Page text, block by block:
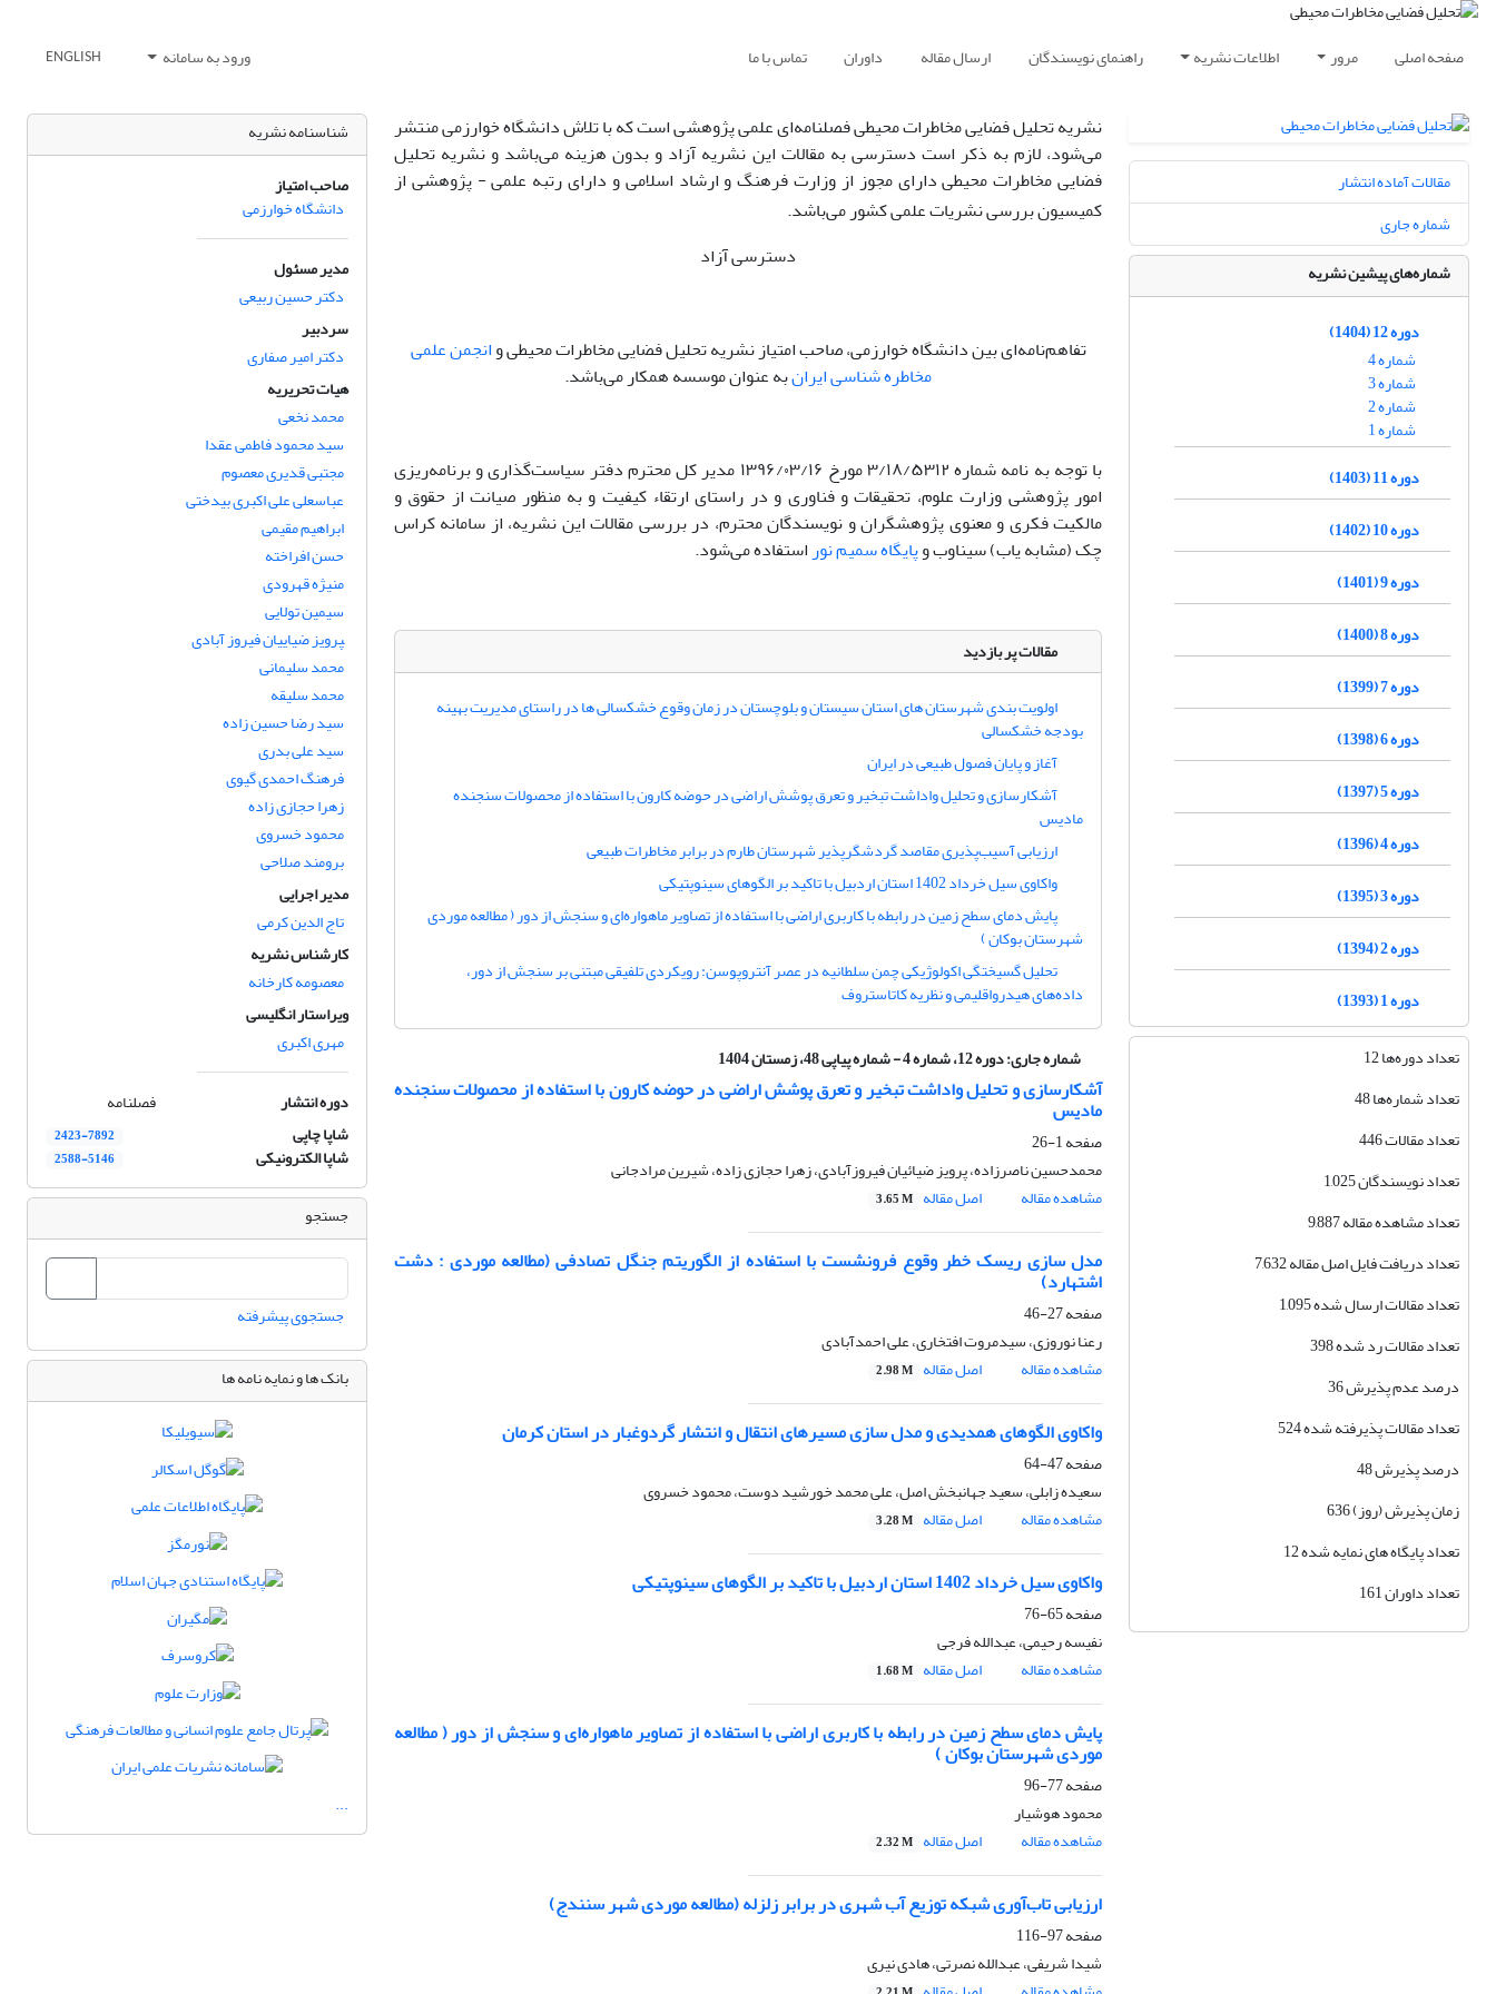
صفحه اصلی مرور اطلاعات نشریه راهنمای نویسندگان ارسال مقاله داوران تماس با ما ورود به سامانه ENGLISH
مقالات آماده انتشار
شماره جاری
شماره‌های پیشین نشریه
دوره 12 (1404)
شماره 4
شماره 3
شماره 2
شماره 1
دوره 11 (1403)
دوره 10 (1402)
دوره 9 (1401)
دوره 8 (1400)
دوره 7 (1399)
دوره 6 (1398)
دوره 5 (1397)
دوره 4 (1396)
دوره 3 (1395)
دوره 2 (1394)
دوره 1 (1393)
تعداد دوره‌ها 12
تعداد شماره‌ها 48
تعداد مقالات 446
تعداد نویسندگان 1,025
تعداد مشاهده مقاله 9,887
تعداد دریافت فایل اصل مقاله 7,632
تعداد مقالات ارسال شده 1,095
تعداد مقالات رد شده 398
درصد عدم پذیرش 36
تعداد مقالات پذیرفته شده 524
درصد پذیرش 48
زمان پذیرش (روز) 636
تعداد پایگاه های نمایه شده 12
تعداد داوران 161
نشریه تحلیل فضایی مخاطرات محیطی فصلنامه‌ای علمی پژوهشی است که با تلاش دانشگاه خوارزمی منتشر
می‌شود، لازم به ذکر است دسترسی به مقالات این نشریه آزاد و بدون هزینه می‌باشد و نشریه تحلیل
فضایی مخاطرات محیطی دارای مجوز از وزارت فرهنگ و ارشاد اسلامی و دارای رتبه علمی - پژوهشی از
کمیسیون بررسی نشریات علمی کشور می‌باشد.
دسترسی آزاد
تفاهم‌نامه‌ای بین دانشگاه خوارزمی، صاحب امتیاز نشریه تحلیل فضایی مخاطرات محیطی وانجمن علمی
مخاطره شناسی ایرانبه عنوان موسسه همکار می‌باشد.
با توجه به نامه شماره ۳/۱۸/۵۳۱۲ مورخ ۱۳۹۶/۰۳/۱۶ مدیر کل محترم دفتر سیاست‌گذاری و برنامه‌ریزی
امور پژوهشی وزارت علوم، تحقیقات و فناوری و در راستای ارتقاء کیفیت و به منظور صیانت از حقوق و
مالکیت فکری و معنوی پژوهشگران و نویسندگان محترم، در بررسی مقالات این نشریه، از سامانه کراس
چک (مشابه یاب) سیناوب وپایگاه سمیم نوراستفاده می‌شود.
مقالات پر بازدید
اولویت بندی شهرستان های استان سیستان و بلوچستان در زمان وقوع خشکسالی ها در راستای مدیریت بهینه
بودجه خشکسالی
آغاز و پایان فصول طبیعی در ایران
آشکارسازی و تحلیل واداشت تبخیر و تعرق پوشش اراضی در حوضه کارون با استفاده از محصولات سنجنده
مادیس
ارزیابی آسیب‌‌پذیری مقاصد گردشگرپذیر شهرستان طارم در برابر مخاطرات طبیعی
واکاوی سیل خرداد 1402 استان اردبیل با تاکید بر الگوهای سینوپتیکی
پایش دمای سطح زمین در رابطه با کاربری اراضی با استفاده از تصاویر ماهواره‌ای و سنجش از دور ( مطالعه موردی
شهرستان بوکان )
تحلیل گسیختگی اکولوژیکی چمن سلطانیه در عصر آنتروپوسن: رویکردی تلفیقی مبتنی بر سنجش از دور،
داده‌های هیدرواقلیمی و نظریه کاتاستروف
شماره جاری:دوره 12، شماره 4 - شماره پیاپی 48، زمستان 1404
آشکارسازی و تحلیل واداشت تبخیر و تعرق پوشش اراضی در حوضه کارون با استفاده از محصولات سنجنده
مادیس
صفحه1-26
محمدحسین ناصرزاده، پرویز ضیائیان فیروزآبادی، زهرا حجازی زاده، شیرین مرادجانی
مشاهده مقاله
اصل مقاله 3.65 M
مدل سازی ریسک خطر وقوع فرونشست با استفاده از الگوریتم جنگل تصادفی (مطالعه موردی : دشت
اشتهارد)
صفحه27-46
رعنا نوروزی، سیدمروت افتخاری، علی احمدآبادی
مشاهده مقاله
اصل مقاله 2.98 M
واکاوی الگوهای همدیدی و مدل سازی مسیرهای انتقال و انتشار گردوغبار در استان کرمان
صفحه47-64
سعیده زابلی، سعید جهانبخش اصل، علی محمد خورشید دوست، محمود خسروی
مشاهده مقاله
اصل مقاله 3.28 M
واکاوی سیل خرداد 1402 استان اردبیل با تاکید بر الگوهای سینوپتیکی
صفحه65-76
نفیسه رحیمی، عبدالله فرجی
مشاهده مقاله
اصل مقاله 1.68 M
پایش دمای سطح زمین در رابطه با کاربری اراضی با استفاده از تصاویر ماهواره‌ای و سنجش از دور ( مطالعه
موردی شهرستان بوکان )
صفحه77-96
محمود هوشیار
مشاهده مقاله
اصل مقاله 2.32 M
ارزیابی تاب‌آوری شبکه توزیع آب شهری در برابر زلزله (مطالعه موردی شهر سنندج)
صفحه97-116
شیدا شریفی، عبدالله نصرتی، هادی نیری
شناسنامه نشریه
صاحب امتیاز
دانشگاه خوارزمی
مدیر مسئول
دکتر حسین ربیعی
سردبیر
دکتر امیر صفاری
هیات تحریریه
محمد نخعی
سید محمود فاطمی عقدا
مجتبی قدیری معصوم
عباسعلی علی اکبری بیدختی
ابراهیم مقیمی
حسن افراخته
منیژه قهرودی
سیمین تولایی
‍‍‍‍‍‍‍‍‍‍‍‍‍‍‍‍‍‍‍‍‍‍‍‍‍‍‍‍‍پرویز ضیاییان فیروز آبادی
محمد سلیمانی
محمد سلیقه
سید رضا حسین زاده
سید علی بدری
فرهنگ احمدی گیوی
زهرا حجازی زاده
محمود خسروی
برومند صلاحی
مدیر اجرایی
تاج الدین کرمی
کارشناس نشریه
معصومه کارخانه
ویراستار انگلیسی
مهری اکبری
دوره انتشار
فصلنامه
شاپا چاپی
2423-7892
شاپا الکترونیکی 2588-5146
جستجو
جستجوی پیشرفته
بانک ها و نمایه نامه ها
...